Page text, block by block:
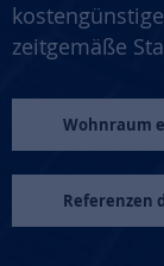
zeitgemäße
Wohnraum
Referenzen